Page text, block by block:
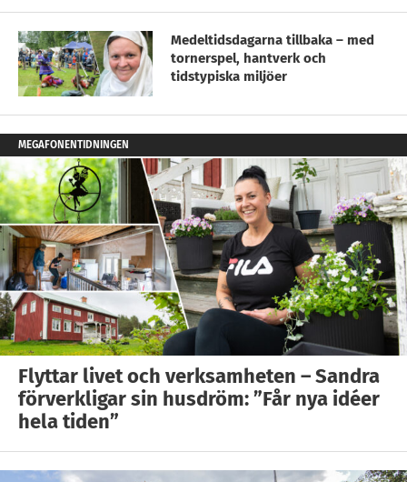
Medeltidsdagarna tillbaka – med
tornerspel, hantverk och
tidstypiska miljöer
MEGAFONENTIDNINGEN
Flyttar livet och verksamheten – Sandra
förverkligar sin husdröm: ”Får nya idéer
hela tiden”